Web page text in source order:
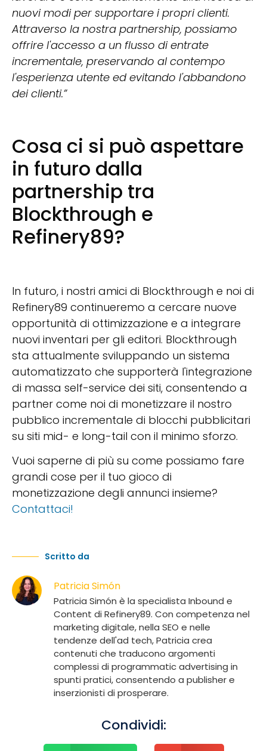
nuovi modi per supportare i propri clienti.
Attraverso la nostra partnership, possiamo
offrire l'accesso a un flusso di entrate
incrementale, preservando al contempo
l'esperienza utente ed evitando l'abbandono
dei clienti.”
Cosa ci si può aspettare
in futuro dalla
partnership tra
Blockthrough e
Refinery89?
In futuro, i nostri amici di Blockthrough e noi di
Refinery89 continueremo a cercare nuove
opportunità di ottimizzazione e a integrare
nuovi inventari per gli editori. Blockthrough
sta attualmente sviluppando un sistema
automatizzato che supporterà l'integrazione
di massa self-service dei siti, consentendo a
partner come noi di monetizzare il nostro
pubblico incrementale di blocchi pubblicitari
su siti mid- e long-tail con il minimo sforzo.
Vuoi saperne di più su come possiamo fare
grandi cose per il tuo gioco di
monetizzazione degli annunci insieme?
Contattaci!
Scritto da
Patricia Simón
Patricia Simón è la specialista Inbound e
Content di Refinery89. Con competenza nel
marketing digitale, nella SEO e nelle
tendenze dell'ad tech, Patricia crea
contenuti che traducono argomenti
complessi di programmatic advertising in
spunti pratici, consentendo a publisher e
inserzionisti di prosperare.
Condividi: